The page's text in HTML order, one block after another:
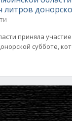
литров
приняла
субботе,